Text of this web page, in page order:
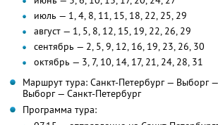
июль — 1, 4, 8, 11, 15, 18, 22, 25, 29
август — 1, 5, 8, 12, 15, 19, 22, 26, 29
сентябрь — 2, 5, 9, 12, 16, 19, 23, 26, 30
октябрь — 3, 7, 10, 14, 17, 21, 24, 28, 31
Маршрут тура: Санкт-Петербург — Выборг
Выборг — Санкт-Петербург
Программа тура: